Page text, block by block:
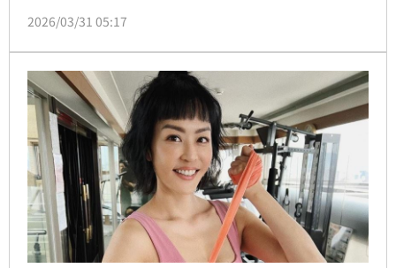
關，更吐露歷經癌症治療後身體大不如前，甚至一度擔
2026/03/31 05:17